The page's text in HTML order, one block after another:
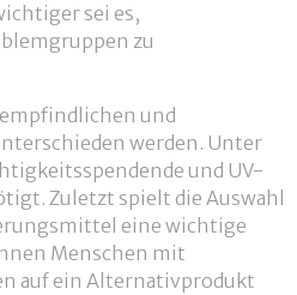
sei es,
zu
und
werden. Unter
und UV-
Zuletzt spielt die Auswahl
eine wichtige
Menschen mit
auf ein Alternativprodukt